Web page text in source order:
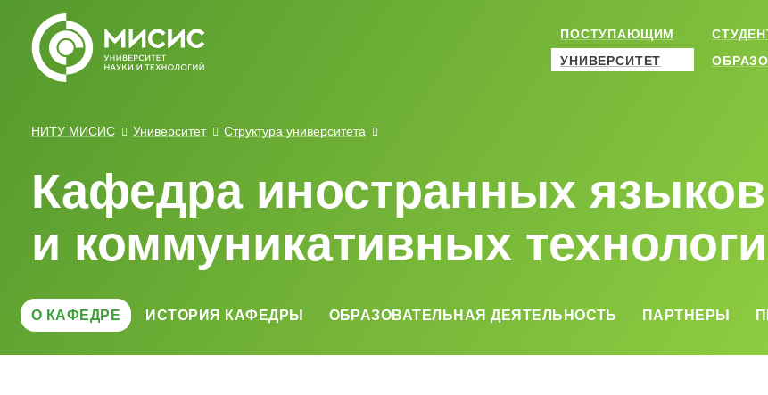
ПОСТУПАЮЩИМ
УНИВЕРСИТЕТ
НИТУ МИСИС
Университет Структура университета
Кафедра иностранных языков
и коммуникативных
О КАФЕДРЕ ИСТОРИЯ КАФЕДРЫ ОБРАЗОВАТЕЛЬНАЯ ДЕЯТЕЛЬНОСТЬ ПАРТНЕРЫ